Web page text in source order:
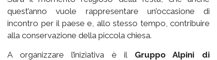
quest’anno vuole rappresentare un’occasione di
incontro per il paese e, allo stesso tempo, contribuire
alla conservazione della piccola chiesa.
A organizzare l’iniziativa è il Gruppo Alpini di